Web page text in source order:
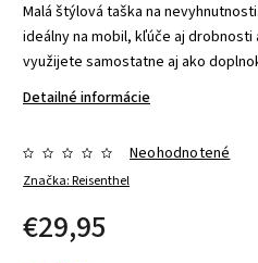
Malá štýlová taška na
ideálny na mobil, kľúče aj drobnosti
využijete samostatne aj ako
Detailné informácie
Značka:Reisenthel
Neohodnotené
€29,95